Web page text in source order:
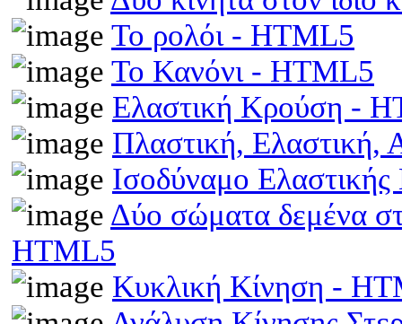
Το ρολόι - HTML5
Το Κανόνι - HTML5
Ελαστική Κρούση -
Πλαστική,
Ισοδύναμο
Δύο σώματα δεμένα
HTML5
Κυκλική Κίνηση -